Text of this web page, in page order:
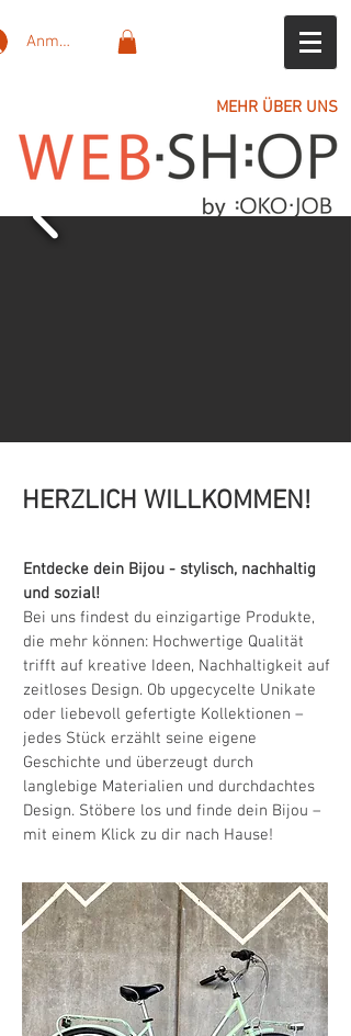
Anmelden
MEHR ÜBER UNS
HERZLICH WILLKOMMEN!
Entdecke dein Bijou - stylisch, nachhaltig
und sozial!
Bei uns findest du einzigartige Produkte,
die mehr können: Hochwertige Qualität
trifft auf kreative Ideen, Nachhaltigkeit auf
zeitloses Design. Ob upgecycelte Unikate
oder liebevoll gefertigte Kollektionen –
jedes Stück erzählt seine eigene
Geschichte und überzeugt durch
langlebige Materialien und durchdachtes
Design. Stöbere los und finde dein Bijou –
mit einem Klick zu dir nach Hause!